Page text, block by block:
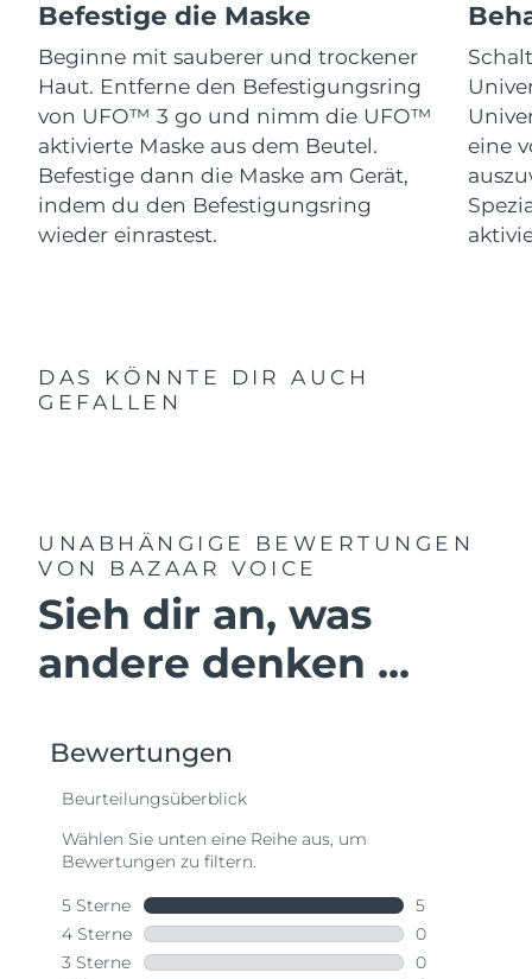
Befestige die Maske
Beginne mit sauberer und trockener
Haut. Entferne den Befestigungsring
von UFO™ 3 go und nimm die UFO™
aktivierte Maske aus dem Beutel.
Befestige dann die Maske am Gerät,
indem du den Befestigungsring
wieder einrastest.
eine
DAS KÖNNTE DIR AUCH
GEFALLEN
UNABHÄNGIGE BEWERTUNGEN
VON BAZAAR VOICE
Sieh dir an, was
andere denken ...